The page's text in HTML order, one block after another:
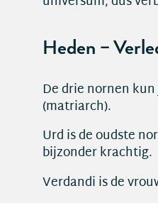
Heden –
De drie nornen
(matriarch).
Urd is de oudste
bijzonder krachtig.
Verdandi is de